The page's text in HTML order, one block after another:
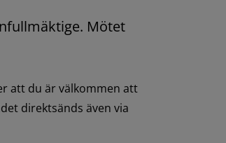
Mötet
att du är välkommen att
direktsänds även via